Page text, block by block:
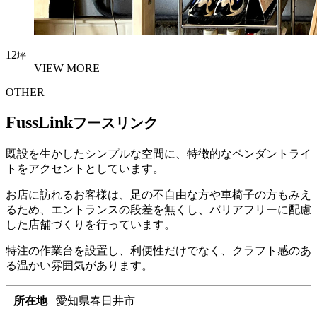
12坪
VIEW MORE
OTHER
FussLinkフースリンク
既設を生かしたシンプルな空間に、特徴的なペンダントライ
トをアクセントとしています。
お店に訪れるお客様は、足の不自由な方や車椅子の方もみえ
るため、エントランスの段差を無くし、バリアフリーに配慮
した店舗づくりを行っています。
特注の作業台を設置し、利便性だけでなく、クラフト感のあ
る温かい雰囲気があります。
所在地
愛知県春日井市